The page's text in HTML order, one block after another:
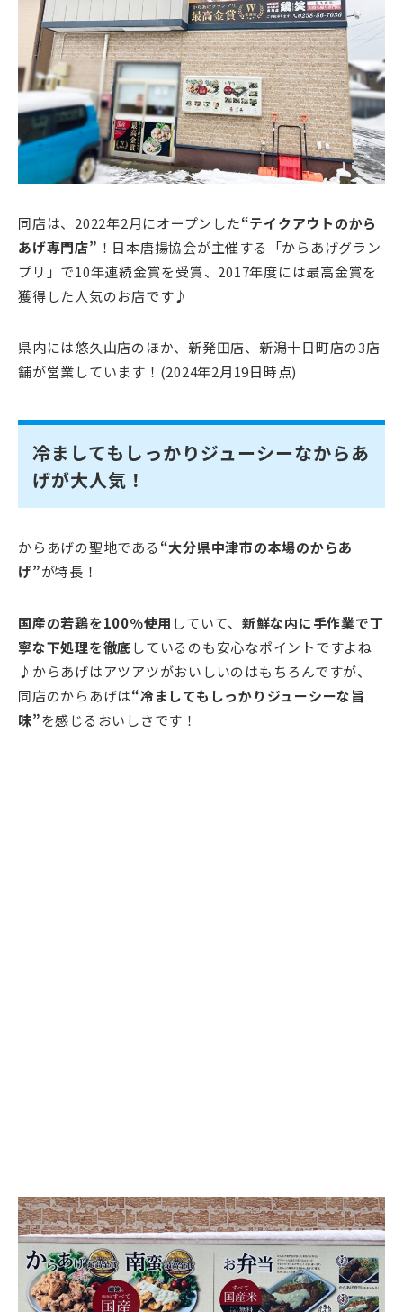
同店は、2022年2月にオープンした“テイクアウトのから
あげ専門店” ！日本唐揚協会が主催する「からあげグラン
プリ」で10年連続金賞を受賞、2017年度には最高金賞を
獲得した人気のお店です♪
県内には悠久山店のほか、新発田店、新潟十日町店の3店
舗が営業しています！(2024年2月19日時点)
冷ましてもしっかりジューシーなからあ
げが大人気！
からあげの聖地である “大分県中津市の本場のからあ
げ”が特長！
国産の若鶏を100％使用 していて、 新鮮な内に手作業で丁
寧な下処理を徹底 しているのも安心なポイントですよね
♪からあげはアツアツがおいしいのはもちろんですが、
同店のからあげは“冷ましてもしっかりジューシーな旨
味”を感じるおいしさです！